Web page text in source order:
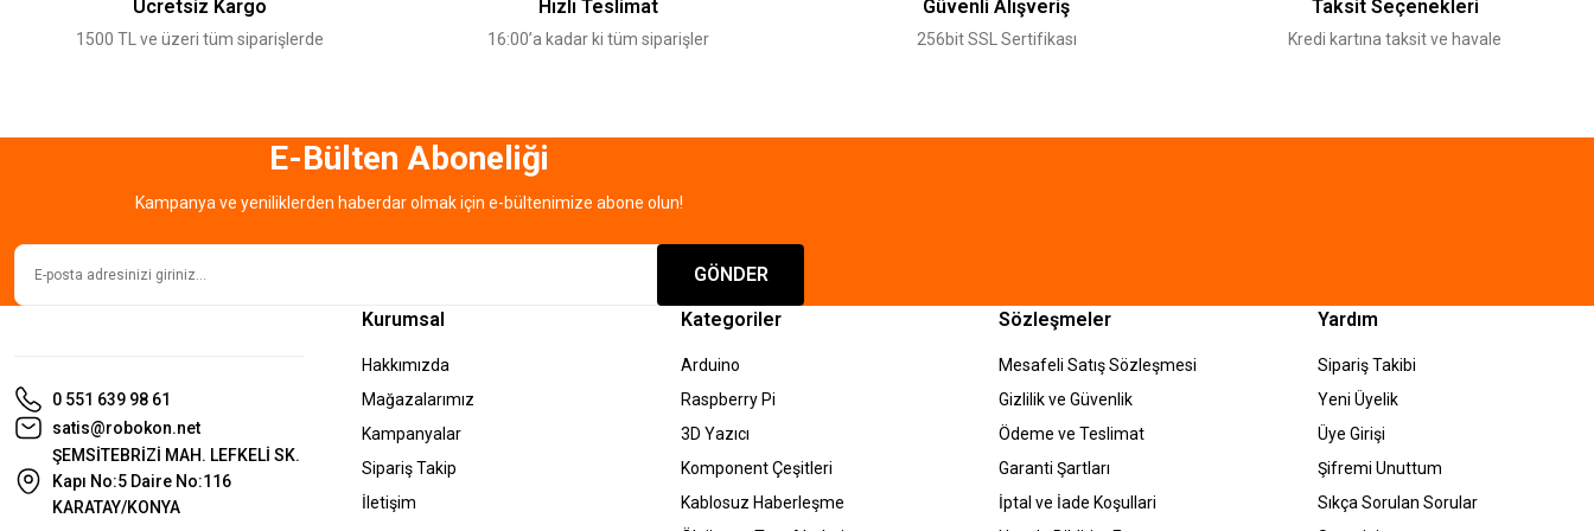
Ürün bilgilerinde hatalar bulunuyor.
Ücretsiz Kargo
1500 TL ve üzeri tüm siparişlerde
Hızlı Teslimat
16:00’a kadar ki tüm siparişler
Güvenli Alışveriş
256bit SSL Sertifikası
Taksit Seçenekleri
Kredi kartına taksit ve havale
E-Bülten Aboneliği
Kampanya ve yeniliklerden haberdar olmak için e-bültenimize abone olun!
GÖNDER
0 551 639 98 61
satis@robokon.net
ŞEMSİTEBRİZİ MAH. LEFKELİ SK.
Kapı No:5 Daire No:116
KARATAY/KONYA
Kurumsal
Hakkımızda
Mağazalarımız
Kampanyalar
Sipariş Takip
İletişim
Kategoriler
Arduino
Raspberry Pi
3D Yazıcı
Komponent Çeşitleri
Kablosuz Haberleşme
Sözleşmeler
Mesafeli Satış Sözleşmesi
Gizlilik ve Güvenlik
Ödeme ve Teslimat
Garanti Şartları
İptal ve İade Koşullari
Yardım
Sipariş Takibi
Yeni Üyelik
Üye Girişi
Şifremi Unuttum
Sıkça Sorulan Sorular